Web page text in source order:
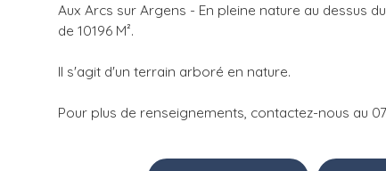
Aux Arcs sur Argens - En pleine nature au dessus
de 10196 M².
Il s'agit d'un terrain arboré en nature.
Pour plus de renseignements, contactez-nous au